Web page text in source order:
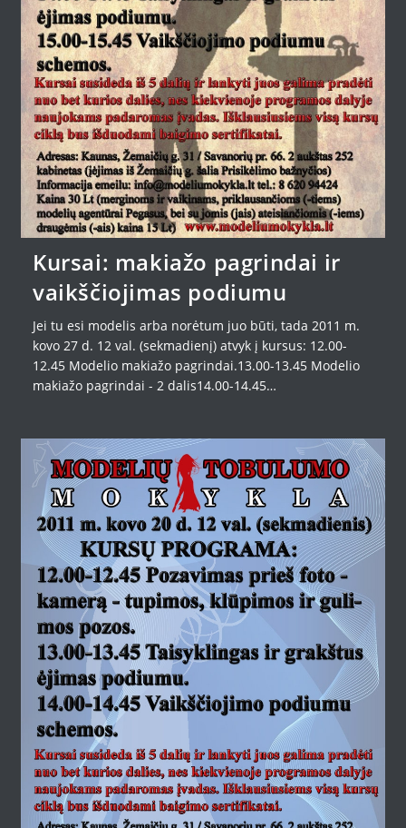
Kursai: makiažo pagrindai ir
vaikščiojimas podiumu
Jei tu esi modelis arba norėtum juo būti, tada 2011 m.
kovo 27 d. 12 val. (sekmadienį) atvyk į kursus: 12.00-
12.45 Modelio makiažo pagrindai.13.00-13.45 Modelio
makiažo pagrindai - 2 dalis14.00-14.45…